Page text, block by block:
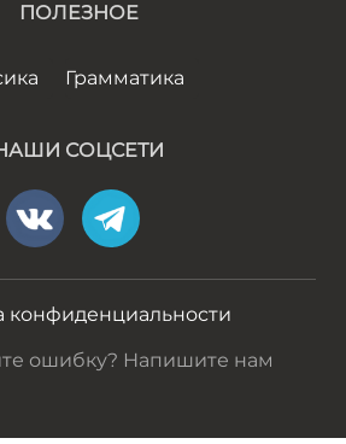
ПОЛЕЗНОЕ
Грамматика
СОЦСЕТИ
конфиденциальности
ошибку? Напишите нам